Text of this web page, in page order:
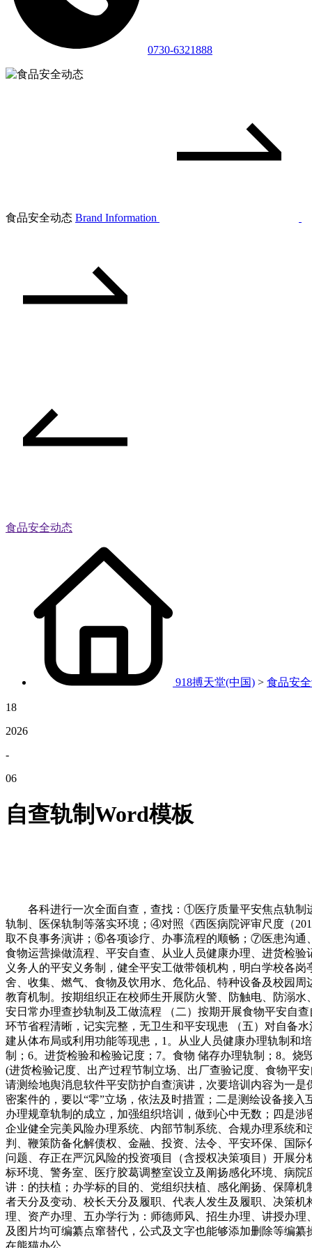
0730-6321888
食品安全动态 Brand Information
食品安全动态
918搏天堂(中国) > 食品安
18
2026
-
06
自查轨制Word模板
各科进行一次全面自查，查找：①医疗质量平安焦点轨制
轨制、医保轨制等落实环境；④对照《西医病院评审尺度（
取不良事务演讲；⑥各项诊疗、办事流程的顺畅；⑦医患沟通
食物运营操做流程、平安自查、从业人员健康办理、进货检
义务人的平安义务制，健全平安工做带领机构，明白学校各
舍、收集、燃气、食物及饮用水、危化品、特种设备及校园
教育机制。按期组织正在校师生开展防火警、防触电、防溺
安日常办理查抄轨制及工做流程 （二）按期开展食物平安自
环节省程清晰，记实完整，无卫生和平安现患 （五）对自备
建从体布局或利用功能等现患，1。从业人员健康办理轨制和
制；6。进货检验和检验记度；7。食物 储存办理轨制；8。
(进货检验记度、出产过程节制立场、出厂查验记度、食物平
请测绘地舆消息软件平安防护自查演讲，次要培训内容为一
密案件的，要以“零”立场，依法及时措置；二是测绘设备接
办理规章轨制的成立，加强组织培训，做到心中无数；四是
企业健全完美风险办理系统、内部节制系统、合规办理系统
判、鞭策防备化解债权、金融、投资、法令、平安环保、国
问题、存正在严沉风险的投资项目（含授权决策项目）开展
标环境、警务室、医疗胶葛调整室设立及阐扬感化环境、病
讲：的扶植；办学标的目的、党组织扶植、感化阐扬、保障
者天分及变动、校长天分及履职、代表人发生及履职、决策
理、资产办理、五办学行为：师德师风、招生办理、讲授办
及图片均可编纂点窜替代，公式及文字也能够添加删除等编
在熊猫办公。